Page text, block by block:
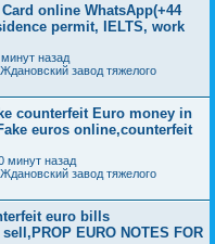
online WhatsApp(+44
permit, IELTS, work
назад
завод тяжелого
counterfeit Euro money in
euros online,counterfeit
минут назад
завод тяжелого
euro bills
EURO NOTES FOR